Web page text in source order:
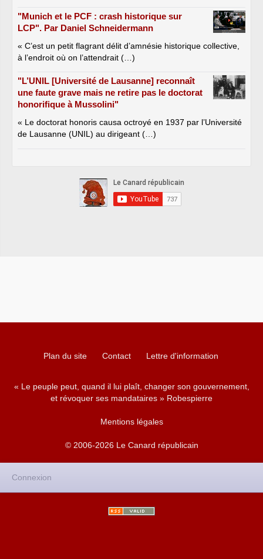
"Munich et le PCF : crash historique sur
LCP". Par Daniel Schneidermann
« C’est un petit flagrant délit d’amnésie historique collective,
à l’endroit où on l’attendrait (…)
"L’UNIL [Université de Lausanne] reconnaît
une faute grave mais ne retire pas le doctorat
honorifique à Mussolini"
« Le doctorat honoris causa octroyé en 1937 par l’Université
de Lausanne (UNIL) au dirigeant (…)
Plan du site Contact Lettre d'information
« Le peuple peut, quand il lui plaît, changer son gouvernement,
et révoquer ses mandataires » Robespierre
Mentions légales
© 2006-2026 Le Canard républicain
Connexion